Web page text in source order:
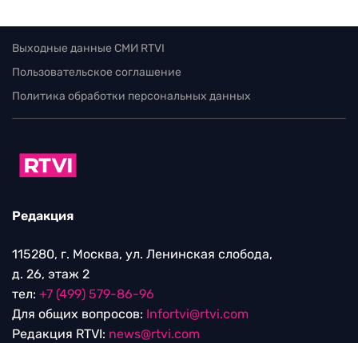
Выходные данные СМИ RTVI
Пользовательское соглашение
Политика обработки персональных данных
Редакция
115280, г. Москва, ул. Ленинская слобода,
д. 26, этаж 2
тел: +7 (499) 579-86-96
Для общих вопросов: Infortvi@rtvi.com
Редакция RTVI: news@rtvi.com